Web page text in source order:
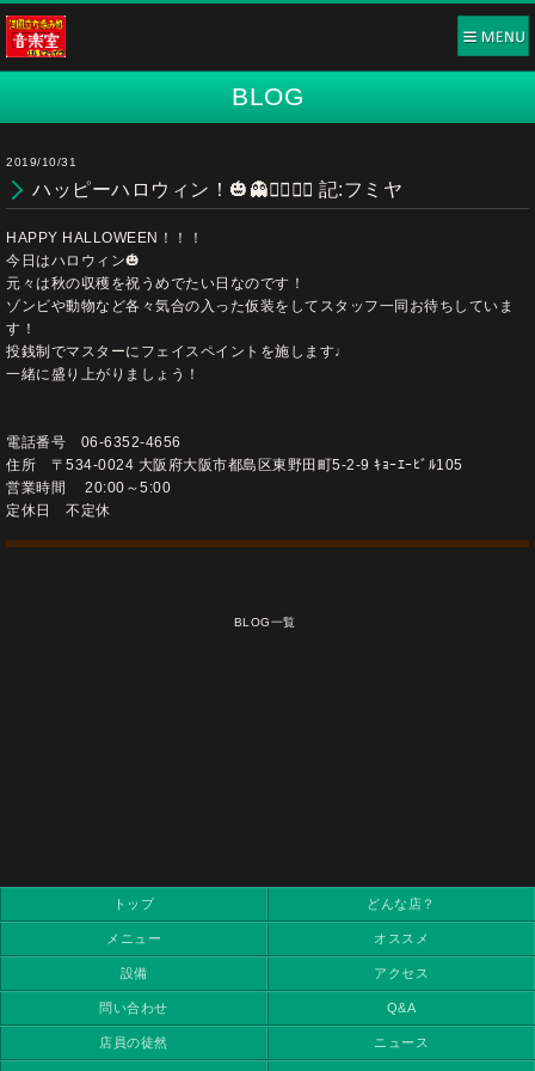
BLOG
2019/10/31
ハッピーハロウィン！🎃👻🧟‍♀️🧟‍♂️ 記:フミヤ
HAPPY HALLOWEEN！！！
今日はハロウィン🎃
元々は秋の収穫を祝うめでたい日なのです！
ゾンビや動物など各々気合の入った仮装をしてスタッフ一同お待ちしていま
す！
投銭制でマスターにフェイスペイントを施します♩
一緒に盛り上がりましょう！
電話番号 06-6352-4656
住所 〒534-0024 大阪府大阪市都島区東野田町5-2-9 ｷｮｰｴｰﾋﾞﾙ105
営業時間 20:00～5:00
定休日 不定休
BLOG一覧
トップ どんな店？
メニュー オススメ
設備 アクセス
問い合わせ Q&A
店員の徒然 ニュース